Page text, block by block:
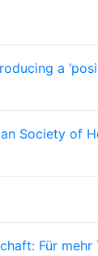
a
Society of
Für mehr